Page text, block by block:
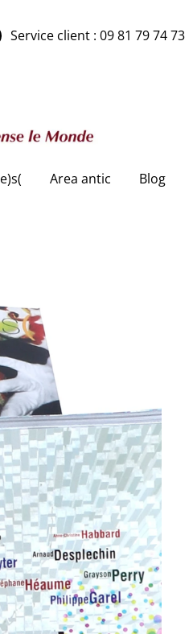
Service client : 09 81 79 74 73
Area antic Blog